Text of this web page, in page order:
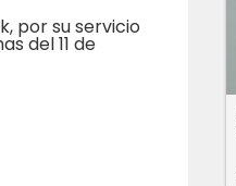
por su servicio
del 11 de